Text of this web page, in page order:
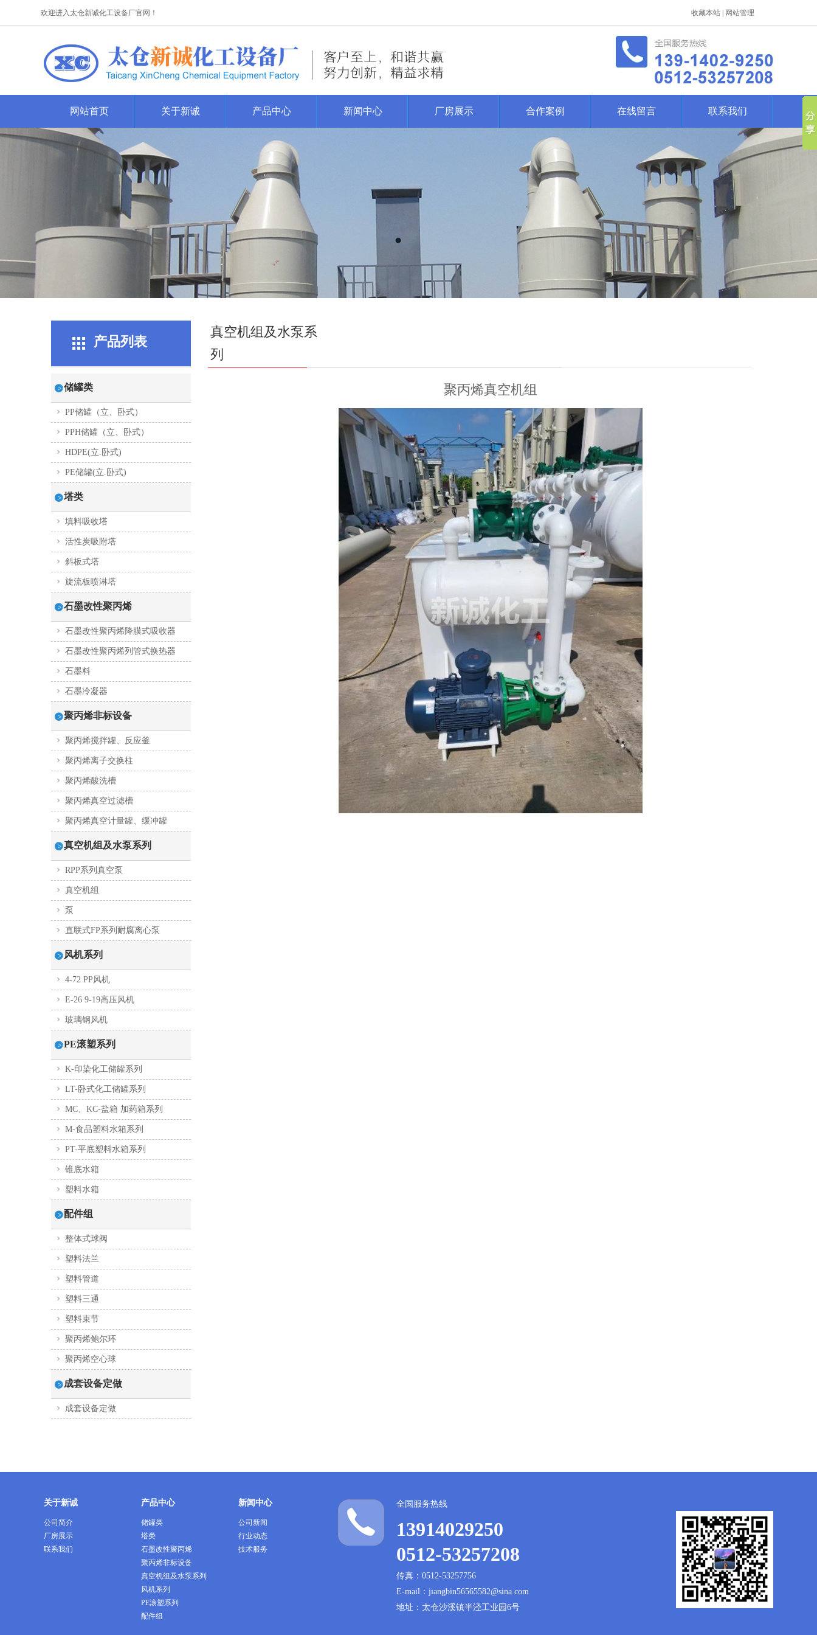
欢迎进入太仓新诚化工设备厂官网！ 收藏本站 网站管理
网站首页 关于新诚 产品中心 新闻中心 厂房展示 合作案例 在线留言 联系我们
产品列表
储罐类
PP储罐（立、卧式）
PPH储罐（立、卧式）
HDPE(立.卧式)
PE储罐(立.卧式)
塔类
填料吸收塔
活性炭吸附塔
斜板式塔
旋流板喷淋塔
石墨改性聚丙烯
石墨改性聚丙烯降膜式吸收器
石墨改性聚丙烯列管式换热器
石墨料
石墨冷凝器
聚丙烯非标设备
聚丙烯搅拌罐、反应釜
聚丙烯离子交换柱
聚丙烯酸洗槽
聚丙烯真空过滤槽
聚丙烯真空计量罐、缓冲罐
真空机组及水泵系列
RPP系列真空泵
真空机组
泵
直联式FP系列耐腐离心泵
风机系列
4-72 PP风机
E-26 9-19高压风机
玻璃钢风机
PE滚塑系列
K-印染化工储罐系列
LT-卧式化工储罐系列
MC、KC-盐箱 加药箱系列
M-食品塑料水箱系列
PT-平底塑料水箱系列
锥底水箱
塑料水箱
配件组
整体式球阀
塑料法兰
塑料管道
塑料三通
塑料束节
聚丙烯鲍尔环
聚丙烯空心球
成套设备定做
成套设备定做
真空机组及水泵系
列
聚丙烯真空机组
关于新诚
公司简介
厂房展示
联系我们
产品中心
储罐类
塔类
石墨改性聚丙烯
聚丙烯非标设备
真空机组及水泵系列
风机系列
PE滚塑系列
配件组
新闻中心
公司新闻
行业动态
技术服务
全国服务热线
13914029250
0512-53257208
传真：0512-53257756
E-mail：jiangbin56565582@sina.com
地址：太仓沙溪镇半泾工业园6号